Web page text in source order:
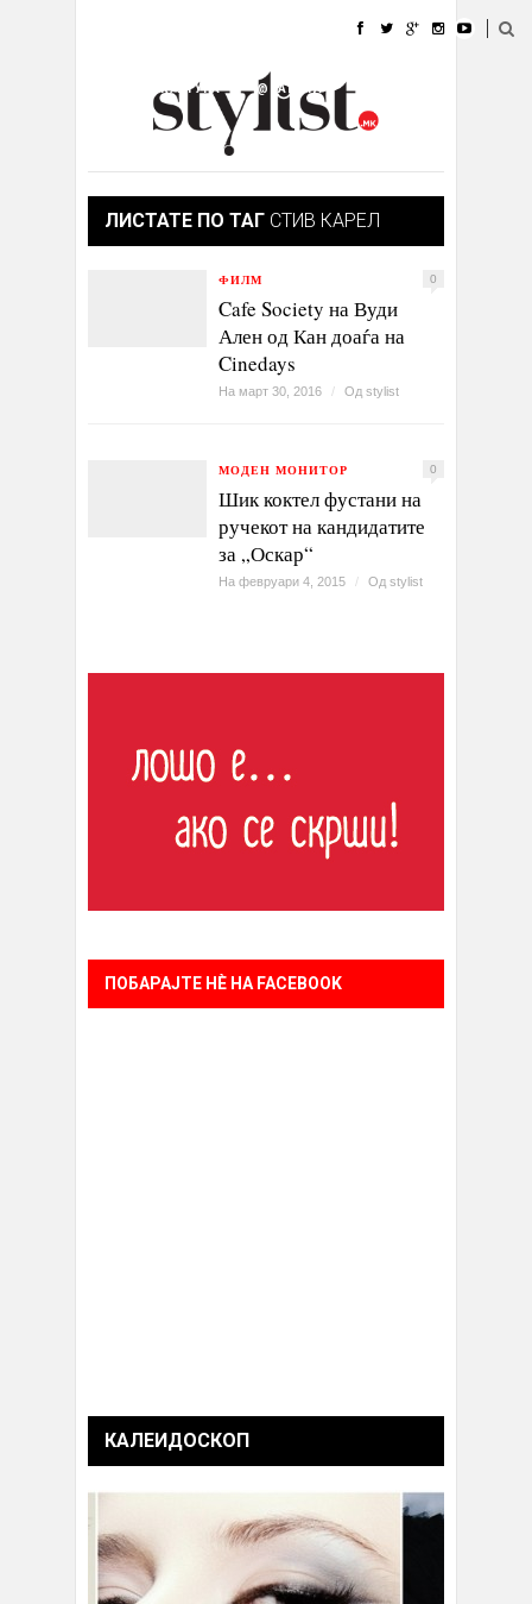
УБАВИНА
КУЛТУРА @РАБОТА
ИЗЛОГ
ЛИСТАТЕ ПО ТАГ СТИВ КАРЕЛ
ФИЛМ 0
Cafe Society на Вуди
Ален од Кан доаѓа на
Cinedays
На март 30, 2016 / Од stylist
МОДЕН МОНИТОР 0
Шик коктел фустани на
ручекот на кандидатите
за „Оскар“
На февруари 4, 2015 / Од stylist
ПОБАРАЈТЕ НÈ НА FACEBOOK
КАЛЕИДОСКОП